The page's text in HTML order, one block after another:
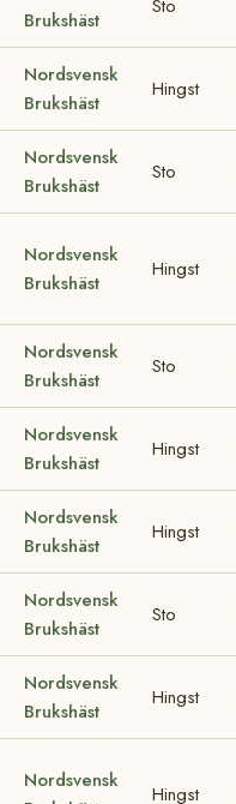
Brukshäst
Sto
Nordsvensk
Brukshäst
Hingst
Nordsvensk
Brukshäst
Sto
Nordsvensk
Brukshäst
Hingst
Nordsvensk
Brukshäst
Sto
Nordsvensk
Brukshäst
Hingst
Nordsvensk
Brukshäst
Hingst
Nordsvensk
Brukshäst
Sto
Nordsvensk
Brukshäst
Hingst
Nordsvensk
Hingst